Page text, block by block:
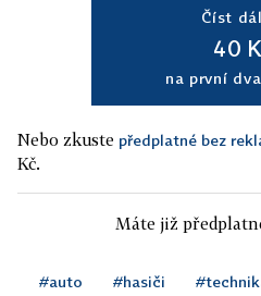
Číst
40
na první
Nebo zkuste předplatné bez
Kč.
Máte již
#auto #hasiči